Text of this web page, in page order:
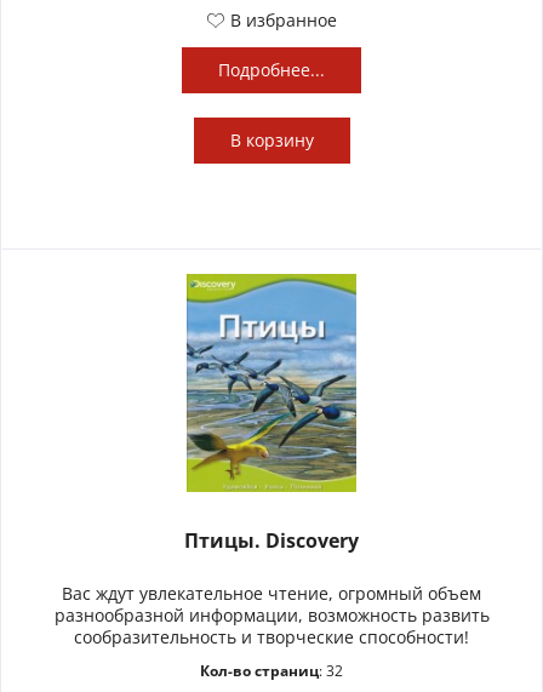
В избранное
Подробнее...
В корзину
Птицы. Discovery
Вас ждут увлекательное чтение, огромный объем
разнообразной информации, возможность развить
сообразительность и творческие способности!
Кол-во страниц: 32